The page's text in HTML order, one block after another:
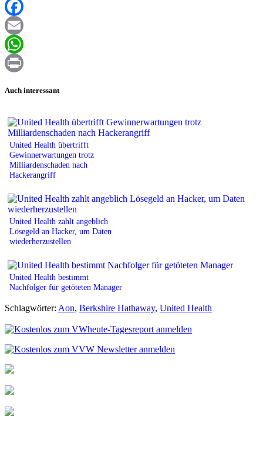
XING
Facebook
Email
WhatsApp
Auch interessant
United Health übertrifft
Gewinnerwartungen trotz
Milliardenschaden nach
Hackerangriff
United Health zahlt angeblich
Lösegeld an Hacker, um Daten
wiederherzustellen
United Health bestimmt
Nachfolger für getöteten Manager
Schlagwörter: Aon, Berkshire Hathaway, United Health